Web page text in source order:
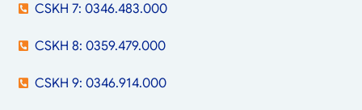
CSKH 7: 0346.483.000
CSKH 8: 0359.479.000
CSKH 9: 0346.914.000